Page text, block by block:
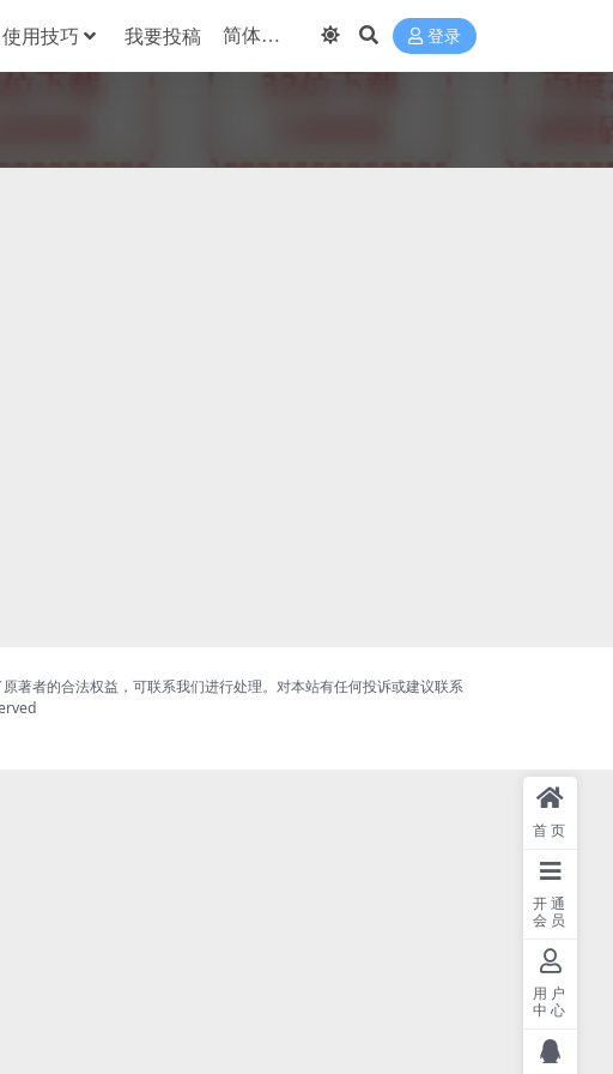
使用技巧 我要投稿 登录
著者的合法权益，可联系我们进行处理。对本站有任何投诉或建议联系
首页
开通
会员
用户
中心